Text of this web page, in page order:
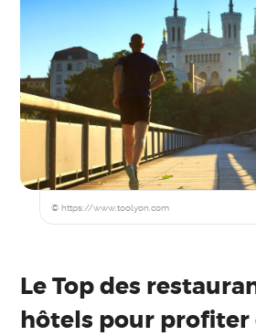
© https://www.toolyon.com
Le Top des
hôtels pour profiter